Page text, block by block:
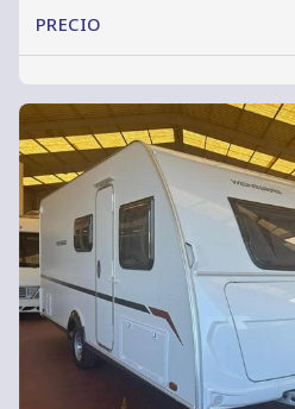
PRECIO